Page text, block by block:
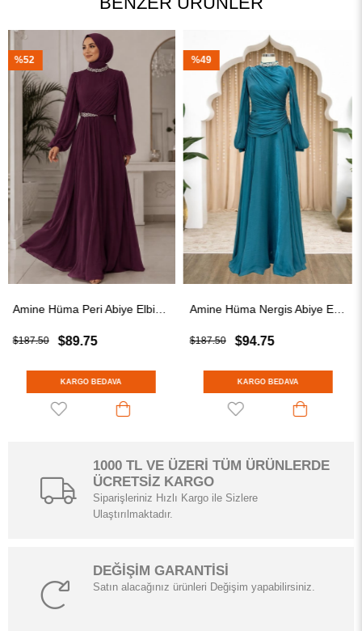
$94.75
$187.50
KARGO BEDAVA
%49
$89.75
$187.50
KARGO BEDAVA
%52
1000 TL VE ÜZERİ TÜM ÜRÜNLERDE
ÜCRETSİZ KARGO
Siparişleriniz Hızlı Kargo ile Sizlere
Ulaştırılmaktadır.
DEĞİŞİM GARANTİSİ
Satın alacağınız ürünleri Değişim yapabilirsiniz.